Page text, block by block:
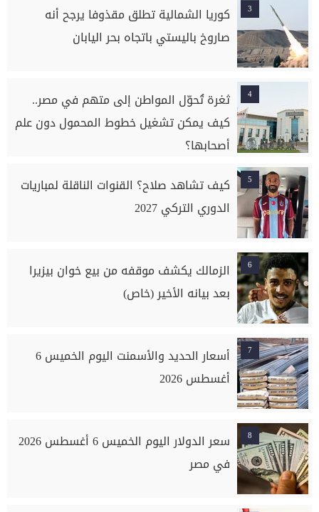
3
كوريا الشمالية تطلق مقذوفا يرجح أنه
صاروخ باليستي باتجاه بحر اليابان
4
ثغرة تُحوّل المواطن إلى متهم في مصر..
كيف يمكن تشغيل خطوط المحمول دون علم
أصحابها؟
5
كيف تشاهد صلاح؟ القنوات الناقلة لمباريات
الدوري التركي 2027
6
الزمالك يكشف موقفه من بيع خوان بيزيرا
بعد بيانه الأخير (خاص)
7
أسعار الحديد والأسمنت اليوم الخميس 6
أغسطس 2026
8
سعر الدولار اليوم الخميس 6 أغسطس 2026
في مصر